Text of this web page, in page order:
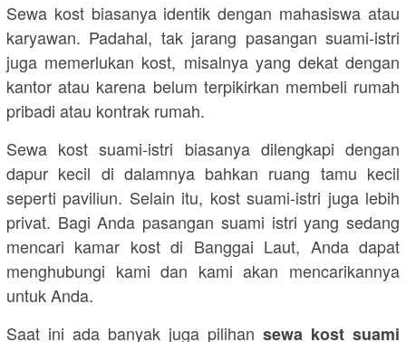
Sewa kost biasanya identik dengan mahasiswa atau
karyawan. Padahal, tak jarang pasangan suami-istri
juga memerlukan kost, misalnya yang dekat dengan
kantor atau karena belum terpikirkan membeli rumah
pribadi atau kontrak rumah.
Sewa kost suami-istri biasanya dilengkapi dengan
dapur kecil di dalamnya bahkan ruang tamu kecil
seperti paviliun. Selain itu, kost suami-istri juga lebih
privat. Bagi Anda pasangan suami istri yang sedang
mencari kamar kost di Banggai Laut, Anda dapat
menghubungi kami dan kami akan mencarikannya
untuk Anda.
Saat ini ada banyak juga pilihan sewa kost suami